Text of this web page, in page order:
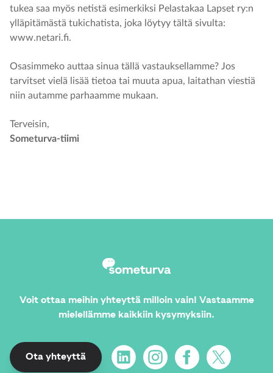
tukea saa myös netistä esimerkiksi Pelastakaa Lapset ry:n
ylläpitämästä tukichatista, joka löytyy tältä sivulta:
www.netari.fi.
Osasimmeko auttaa sinua tällä vastauksellamme? Jos
tarvitset vielä lisää tietoa tai muuta apua, laitathan viestiä
niin autamme parhaamme mukaan.
Terveisin,
Someturva-tiimi
Voit ottaa meihin yhteyttä milloin vain! Vastaamme
mielellämme kaikkiin kysymyksiin.
Ota yhteyttä
LinkedInInstagramFacebook
X